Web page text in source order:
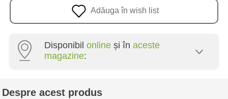
Adăuga în wish list
Disponibil online și în aceste
magazine:
Despre acest produs